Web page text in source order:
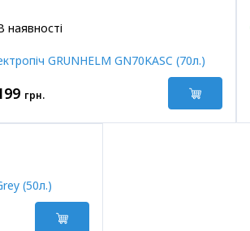
наявності
GRUNHELM GN70KASC (70л.)
грн.
(50л.)